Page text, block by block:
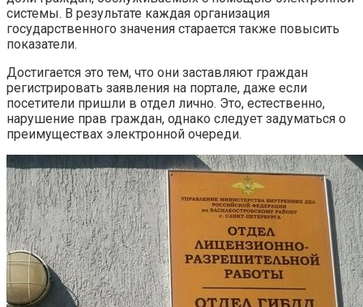
системы. В результате каждая организация
государственного значения старается также повысить
показатели.
Достигается это тем, что они заставляют граждан
регистрировать заявления на портале, даже если
посетители пришли в отдел лично. Это, естественно,
нарушение прав граждан, однако следует задуматься о
преимуществах электронной очереди.